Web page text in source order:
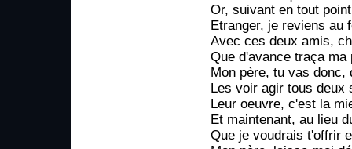
Or, suivant en tout
Etranger, je reviens au
Avec ces deux amis,
Que d'avance traça ma
Mon père, tu vas donc,
Les voir agir tous deux
Leur oeuvre, c'est la
Et maintenant, au lieu
Que je voudrais t'offrir